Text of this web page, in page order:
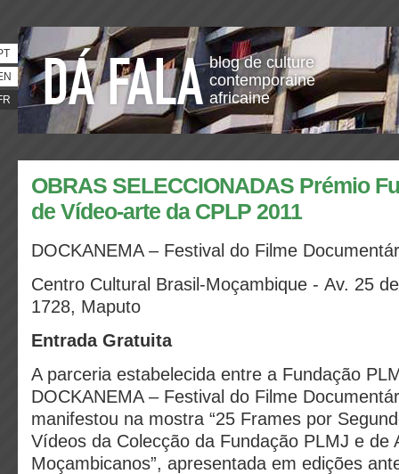
blog de culture
contemporaine
africaine
OBRAS SELECCIONADAS Prémio
de Vídeo-arte da CPLP 2011
DOCKANEMA – Festival do Filme
Centro Cultural Brasil-Moçambique - Av. 25
1728, Maputo
Entrada Gratuita
A parceria estabelecida entre a Fundação
DOCKANEMA – Festival do Filme
manifestou na mostra “25 Frames por
Vídeos da Colecção da Fundação PLMJ e de
Moçambicanos”, apresentada em edições